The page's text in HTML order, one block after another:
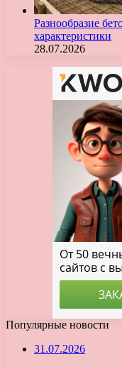
Разнообразие
характеристики
28.07.2026
Популярные новости
31.07.2026